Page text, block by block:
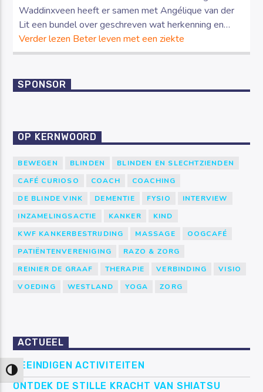
Keuze voor hoog contrast
Waddinxveen heeft er samen met Angélique van der
Lit een bundel over geschreven wat herkenning en…
Verder lezen Beter leven met een ziekte
SPONSOR
OP KERNWOORD
BEWEGEN BLINDEN
BLINDEN EN SLECHTZIENDEN
CAFÉ CURIOSO
COACH
COACHING
DE BLINDE VINK
DEMENTIE FYSIO
INTERVIEW
INZAMELINGSACTIE
KANKER
KIND
KWF KANKERBESTRIJDING
MASSAGE
OOGCAFÉ
PATIËNTENVERENIGING
RAZO & ZORG
REINIER DE GRAAF
THERAPIE VERBINDING
VISIO
VOEDING
WESTLAND YOGA ZORG
ACTUEEL
BEEINDIGEN ACTIVITEITEN
ONTDEK DE STILLE KRACHT VAN SHIATSU